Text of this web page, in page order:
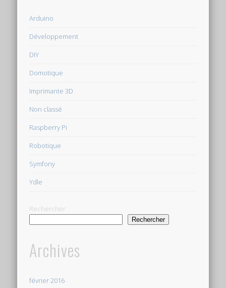
Arduino
Développement
DIY
Domotique
Imprimante 3D
Non classé
Raspberry Pi
Robotique
Symfony
Ydle
Rechercher
Rechercher
Archives
février 2016